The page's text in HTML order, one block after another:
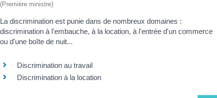
(Première ministre)
La discrimination est punie dans de nombreux domaines :
discrimination à l'embauche, à la location, à l'entrée d'un commerce
ou d'une boîte de nuit...
Discrimination au travail
Discrimination à la location